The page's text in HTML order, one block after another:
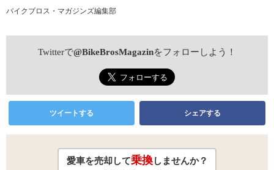
バイクブロス・マガジンズ編集部
Twitterで@BikeBrosMagazinをフォローしよう！
ツイートする シェアする
愛車を売却して乗換しませんか？